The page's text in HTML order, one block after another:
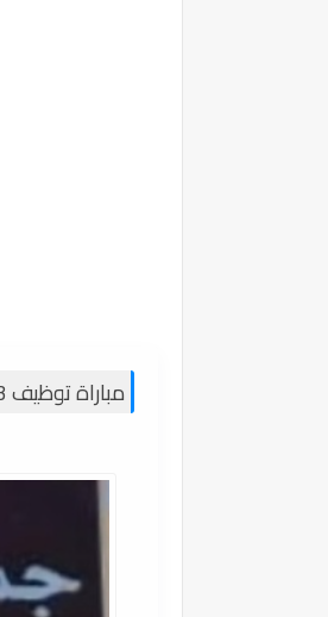
مباراة توظيف 3 تقنيين من الدرجة الثالثة بجماعة سيدي بوهرية إقليم بركان آخر أجل 31 ماي 2024